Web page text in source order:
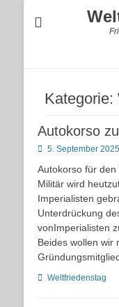
Kategorie:
Autokorso
Posted
5. September 2025
Autokorso für den
Militär wird
Imperialisten
Unterdrückung
vonImperialisten
Beides wollen wir
Kategorien
Weltfriedenstag